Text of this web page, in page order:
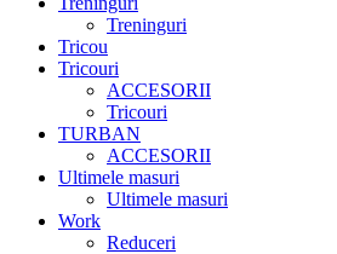
Treninguri
Tricou
Tricouri
ACCESORII
Tricouri
TURBAN
ACCESORII
Ultimele masuri
Ultimele masuri
Work
Reduceri